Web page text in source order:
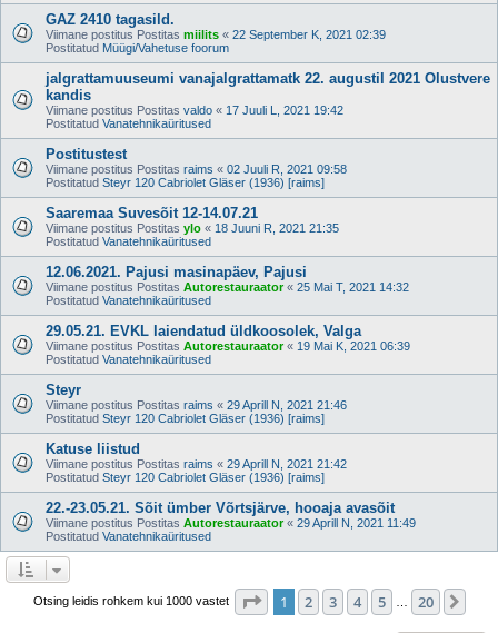
GAZ 2410 tagasild.
Viimane postitus Postitas miilits « 22 September K, 2021 02:39
Postitatud Müügi/Vahetuse foorum
jalgrattamuuseumi vanajalgrattamatk 22. augustil 2021 Olustvere
kandis
Viimane postitus Postitas valdo « 17 Juuli L, 2021 19:42
Postitatud Vanatehnikaüritused
Postitustest
Viimane postitus Postitas raims « 02 Juuli R, 2021 09:58
Postitatud Steyr 120 Cabriolet Gläser (1936) [raims]
Saaremaa Suvesõit 12-14.07.21
Viimane postitus Postitas ylo « 18 Juuni R, 2021 21:35
Postitatud Vanatehnikaüritused
12.06.2021. Pajusi masinapäev, Pajusi
Viimane postitus Postitas Autorestauraator« 25 Mai T, 2021 14:32
Postitatud Vanatehnikaüritused
29.05.21. EVKL laiendatud üldkoosolek, Valga
Viimane postitus Postitas Autorestauraator« 19 Mai K, 2021 06:39
Postitatud Vanatehnikaüritused
Steyr
Viimane postitus Postitas raims « 29 Aprill N, 2021 21:46
Postitatud Steyr 120 Cabriolet Gläser (1936) [raims]
Katuse liistud
Viimane postitus Postitas raims « 29 Aprill N, 2021 21:42
Postitatud Steyr 120 Cabriolet Gläser (1936) [raims]
22.-23.05.21. Sõit ümber Võrtsjärve, hooaja avasõit
Viimane postitus Postitas Autorestauraator« 29 Aprill N, 2021 11:49
Postitatud Vanatehnikaüritused
Otsing leidis rohkem kui 1000 vastet 1 . leht20 -st
1 2 3 4 5 20